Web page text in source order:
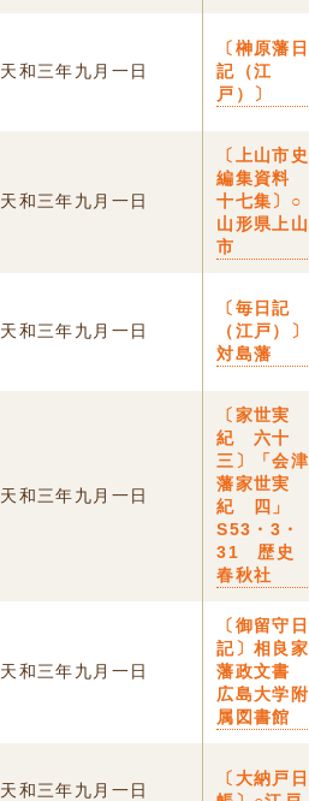
天和三年九月一日
〔榊原藩日
記（江
戸）〕
天和三年九月一日
〔上山市史
編集資料
十七集〕○
山形県上山
市
天和三年九月一日
〔毎日記
（江戸）〕
対島藩
天和三年九月一日
〔家世実
紀 六十
三〕「会津
藩家世実
紀 四」
S53・3・
31 歴史
春秋社
天和三年九月一日
〔御留守日
記〕相良家
藩政文書
広島大学附
属図書館
天和三年九月一日
〔大納戸日